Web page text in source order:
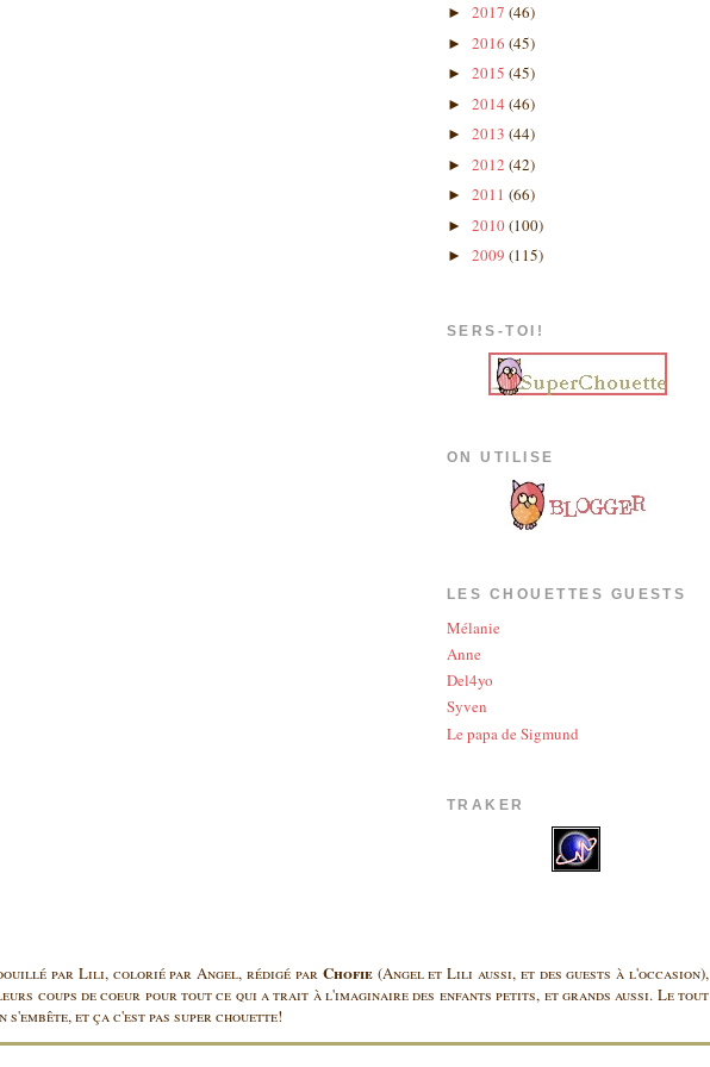
► 2017 (46)
► 2016 (45)
► 2015 (45)
► 2014 (46)
► 2013 (44)
► 2012 (42)
► 2011 (66)
► 2010(100)
► 2009 (115)
SERS-TOI!
ON UTILISE
LES CHOUETTES GUESTS
Mélanie
Anne
Del4yo
Syven
Le papa de Sigmund
TRAKER
par Lili, colorié par Angel, rédigé par Chofie(Angel et Lili aussi, et des guests à l'occasion),
coups de coeur pour tout ce qui a trait à l'imaginaire des enfants petits, et grands aussi. Le tout
s'embête, et ça c'est pas super chouette!